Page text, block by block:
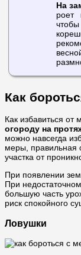
На
роет
Как
Как избавиться от
огороду на
можно навсегда
меры, правильная
участка от
При появлении
При
большую часть
риск спокойного
Ловушки